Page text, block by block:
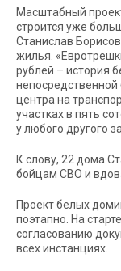
Масштабный
строится уже
Станислав
жилья.
рублей – история
непосредственной
центра на
участках в пять
у любого другого
К слову, 22 дома
бойцам СВО и
Проект белых
поэтапно. На
согласованию
всех инстанциях.